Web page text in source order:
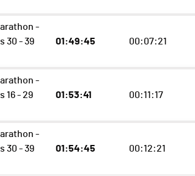
-
30 - 39
01:49:45 00:07:21
-
16 - 29
01:53:41 00:11:17
-
30 - 39
01:54:45 00:12:21